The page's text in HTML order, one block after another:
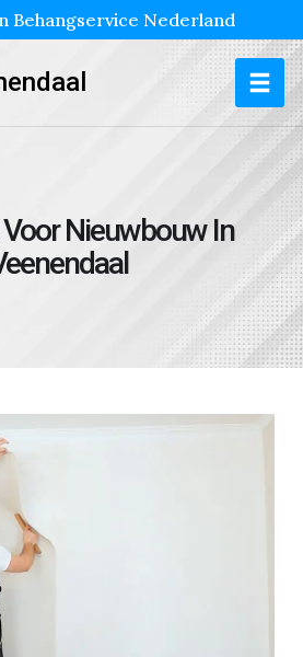
Behangservice Nederland
Nieuwbouw In